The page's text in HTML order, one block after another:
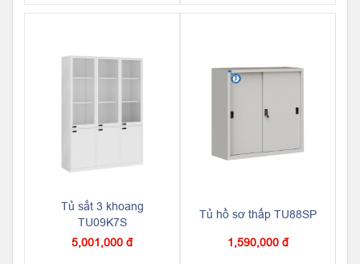
Tủ sắt 3 khoang
TU09K7S
5,001,000 đ
Tủ hồ sơ thấp TU88SP
1,590,000 đ